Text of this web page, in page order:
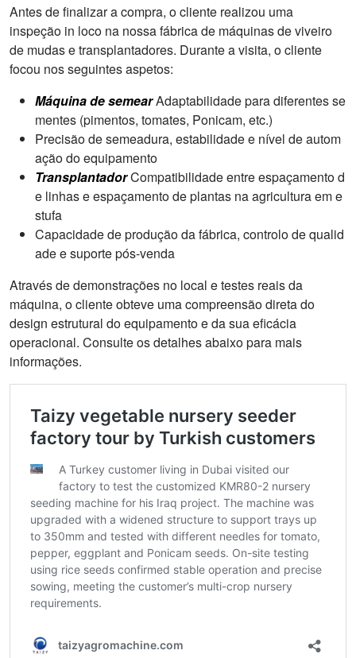
Antes de finalizar a compra, o cliente realizou uma
inspeção in loco na nossa fábrica de máquinas de viveiro
de mudas e transplantadores. Durante a visita, o cliente
focou nos seguintes aspetos:
Máquina de semearAdaptabilidade para diferentes se
mentes (pimentos, tomates, Ponicam, etc.)
Precisão de semeadura, estabilidade e nível de autom
ação do equipamento
TransplantadorCompatibilidade entre espaçamento d
e linhas e espaçamento de plantas na agricultura em e
stufa
Capacidade de produção da fábrica, controlo de qualid
ade e suporte pós-venda
Através de demonstrações no local e testes reais da
máquina, o cliente obteve uma compreensão direta do
design estrutural do equipamento e da sua eficácia
operacional. Consulte os detalhes abaixo para mais
informações.